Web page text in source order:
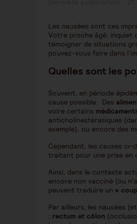
Les nausées sont ces
Votre proche âgé, inquiet
témoigner de situations
pouvez-vous faire dans
Quelles sont les
Souvent, en période
cause possible. Des
voire certains
anticholinestérasiques
exemple), ou encore des
Cependant, les causes ci-
traitant pour une prise en
Ainsi, dans le contexte
encore non vacciné (ou
peuvent traduire un «
Par ailleurs, les nausées
: rectum et côlon